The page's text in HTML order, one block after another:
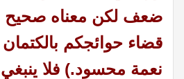
ضعف لكن معناه صحيح :
قضاء حوائجكم
نعمة محسود.) فلا